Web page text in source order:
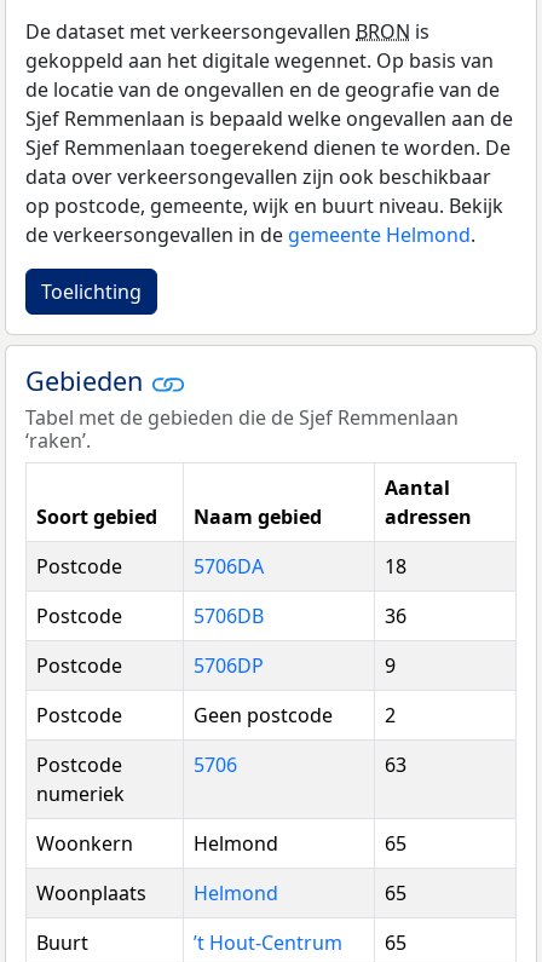
De dataset met verkeersongevallen BRON is
gekoppeld aan het digitale wegennet. Op basis van
de locatie van de ongevallen en de geografie van de
Sjef Remmenlaan is bepaald welke ongevallen aan de
Sjef Remmenlaan toegerekend dienen te worden. De
data over verkeersongevallen zijn ook beschikbaar
op postcode, gemeente, wijk en buurt niveau. Bekijk
de verkeersongevallen in de gemeente Helmond.
Toelichting
Gebieden
Tabel met de gebieden die de Sjef Remmenlaan
‘raken’.
Soort gebied Naam gebied
Aantal
adressen
Postcode
5706DA
18
Postcode
5706DB
36
Postcode
5706DP
9
Postcode
Geen postcode
2
Postcode
numeriek
5706 63
Woonkern Helmond
65
Woonplaats
Helmond
65
Buurt
’t Hout-Centrum
65